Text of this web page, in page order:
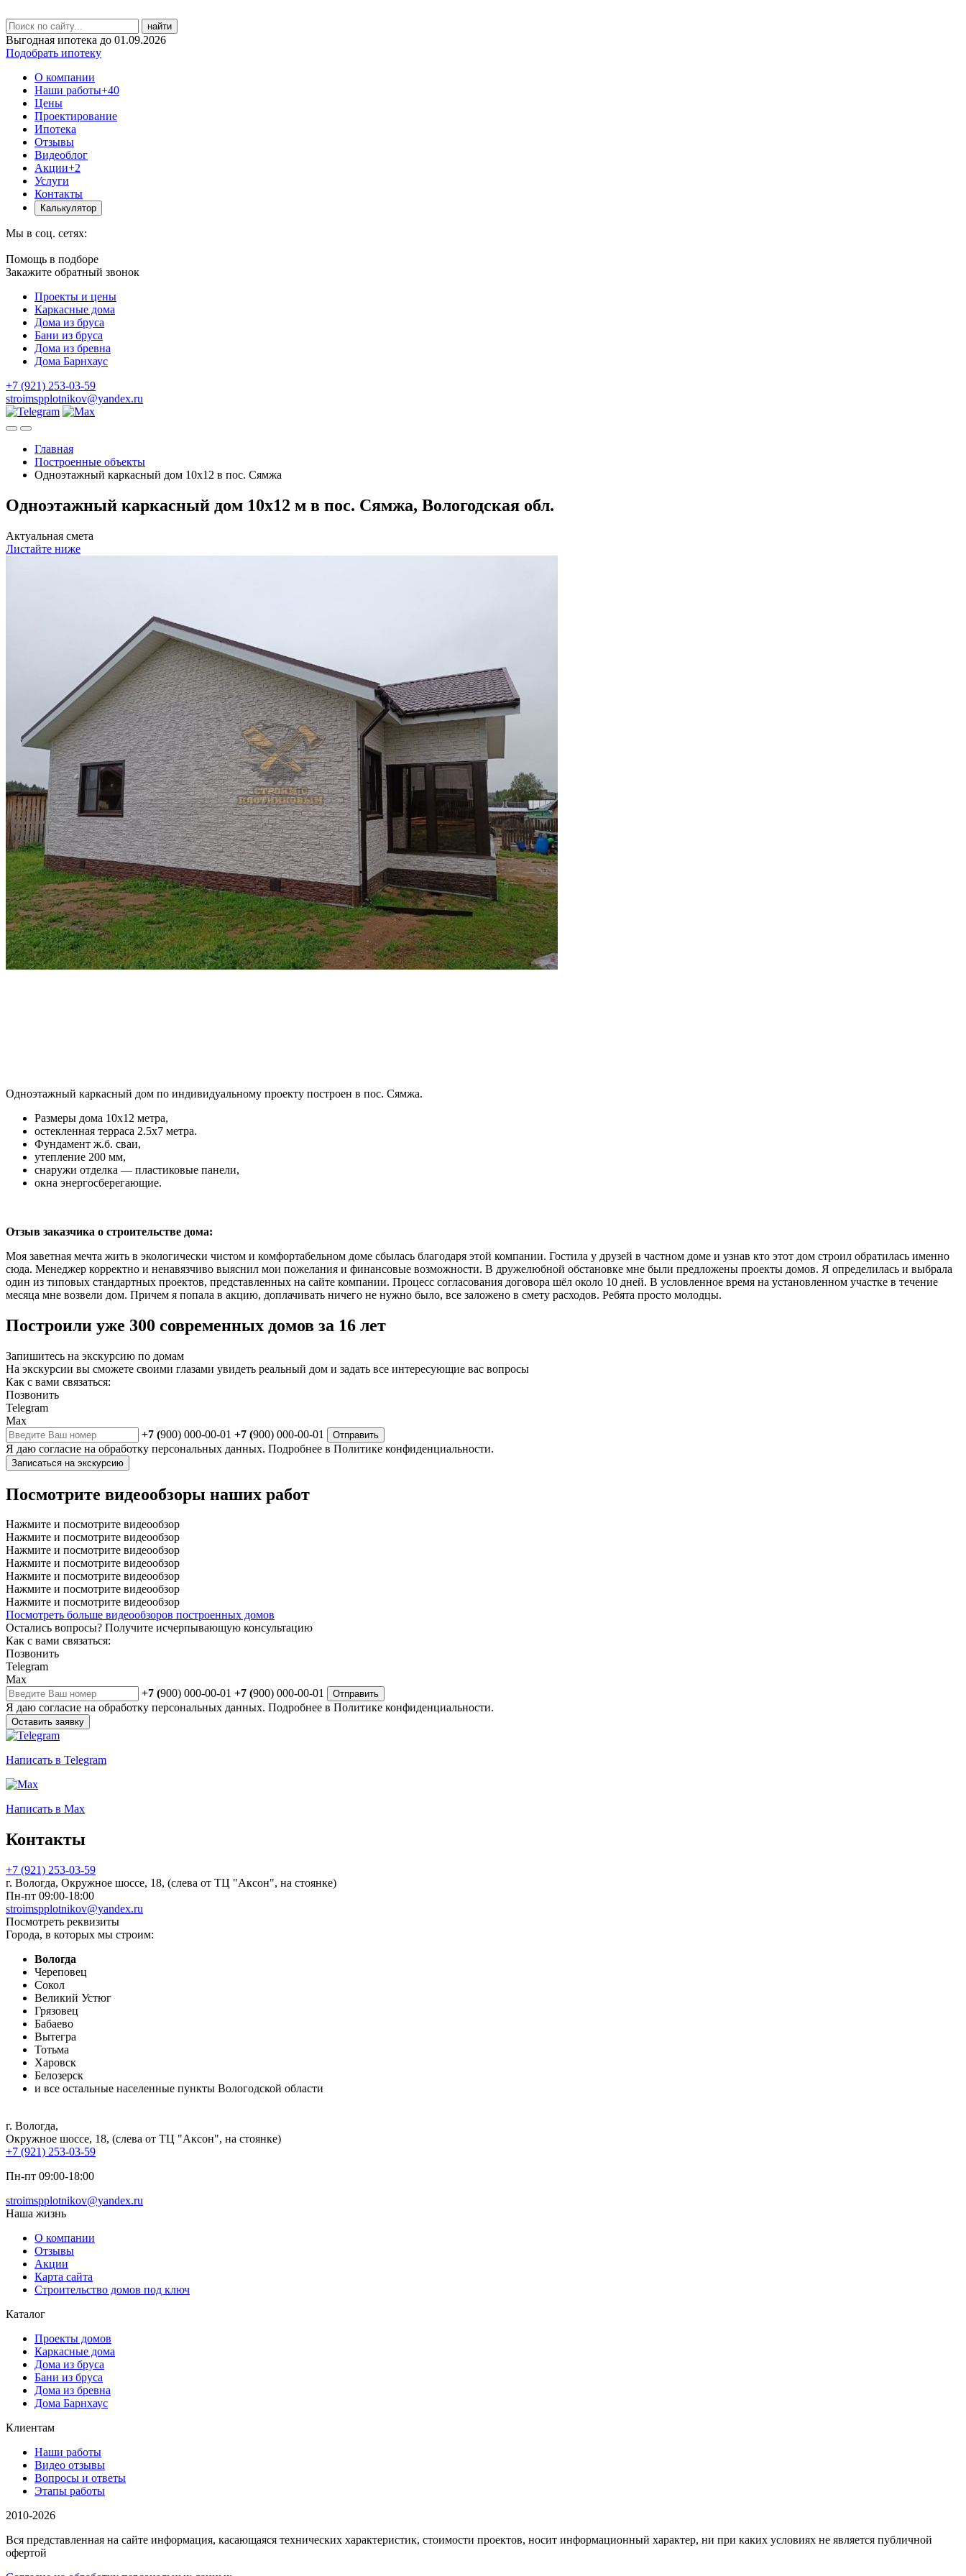
найти
Выгодная ипотека до 01.09.2026
Подобрать ипотеку
О компании
Наши работы+40
Цены
Проектирование
Ипотека
Отзывы
Видеоблог
Акции+2
Услуги
Контакты
Калькулятор
Мы в соц. сетях:
Помощь в подборе
Закажите обратный звонок
Проекты и цены
Каркасные дома
Дома из бруса
Бани из бруса
Дома из бревна
Дома Барнхаус
+7 (921) 253-03-59
stroimspplotnikov@yandex.ru
Главная
Построенные объекты
Одноэтажный каркасный дом 10х12 в пос. Сямжа
Одноэтажный каркасный дом 10х12 м в пос. Сямжа, Вологодская обл.
Актуальная смета
Листайте ниже
Одноэтажный каркасный дом по индивидуальному проекту построен в пос. Сямжа.
Размеры дома 10х12 метра,
остекленная терраса 2.5х7 метра.
Фундамент ж.б. сваи,
утепление 200 мм,
снаружи отделка — пластиковые панели,
окна энергосберегающие.
Отзыв заказчика о строительстве дома:
Моя заветная мечта жить в экологически чистом и комфортабельном доме сбылась благодаря этой компании. Гостила у друзей в частном доме и узнав кто этот дом строил обратилась именно
сюда. Менеджер корректно и ненавязчиво выяснил мои пожелания и финансовые возможности. В дружелюбной обстановке мне были предложены проекты домов. Я определилась и выбрала
один из типовых стандартных проектов, представленных на сайте компании. Процесс согласования договора шёл около 10 дней. В условленное время на установленном участке в течение
месяца мне возвели дом. Причем я попала в акцию, доплачивать ничего не нужно было, все заложено в смету расходов. Ребята просто молодцы.
Построили уже 300 современных домов за 16 лет
Запишитесь на экскурсию по домам
На экскурсии вы сможете своими глазами увидеть реальный дом и задать все интересующие вас вопросы
Как с вами связаться:
Позвонить
Telegram
Max
+7 (900) 000-00-01 +7 (900) 000-00-01 Отправить
Я даю согласие на обработку персональных данных. Подробнее в Политике конфиденциальности.
Записаться на экскурсию
Посмотрите видеообзоры наших работ
Нажмите и посмотрите видеообзор
Нажмите и посмотрите видеообзор
Нажмите и посмотрите видеообзор
Нажмите и посмотрите видеообзор
Нажмите и посмотрите видеообзор
Нажмите и посмотрите видеообзор
Нажмите и посмотрите видеообзор
Посмотреть больше видеообзоров построенных домов
Остались вопросы? Получите исчерпывающую консультацию
Как с вами связаться:
Позвонить
Telegram
Max
+7 (900) 000-00-01 +7 (900) 000-00-01 Отправить
Я даю согласие на обработку персональных данных. Подробнее в Политике конфиденциальности.
Оставить заявку
Написать в Telegram
Написать в Max
Контакты
+7 (921) 253-03-59
г. Вологда, Окружное шоссе, 18, (слева от ТЦ "Аксон", на стоянке)
Пн-пт 09:00-18:00
stroimspplotnikov@yandex.ru
Посмотреть реквизиты
Города, в которых мы строим:
Вологда
Череповец
Сокол
Великий Устюг
Грязовец
Бабаево
Вытегра
Тотьма
Харовск
Белозерск
и все остальные населенные пункты Вологодской области
г. Вологда,
Окружное шоссе, 18, (слева от ТЦ "Аксон", на стоянке)
+7 (921) 253-03-59
Пн-пт 09:00-18:00
stroimspplotnikov@yandex.ru
Наша жизнь
О компании
Отзывы
Акции
Карта сайта
Строительство домов под ключ
Каталог
Проекты домов
Каркасные дома
Дома из бруса
Бани из бруса
Дома из бревна
Дома Барнхаус
Клиентам
Наши работы
Видео отзывы
Вопросы и ответы
Этапы работы
2010-2026
Вся представленная на сайте информация, касающаяся технических характеристик, стоимости проектов, носит информационный характер, ни при каких условиях не является публичной
офертой